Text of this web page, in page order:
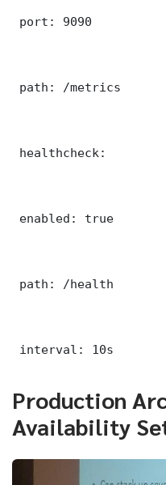
port: 9090
path: /metrics
healthcheck:
enabled: true
path: /health
interval: 10s
Production
Availability